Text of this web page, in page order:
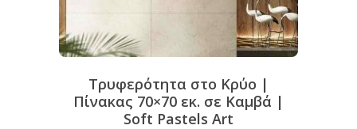
Τρυφερότητα στο Κρύο |
Πίνακας 70×70 εκ. σε Καμβά |
Soft Pastels Art